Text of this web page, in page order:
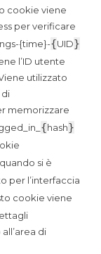
cookie viene
per verificare
{time}-{UID}
l’ID utente
utilizzato
di
memorizzare
{hash}
si è
per l’interfaccia
cookie viene
di